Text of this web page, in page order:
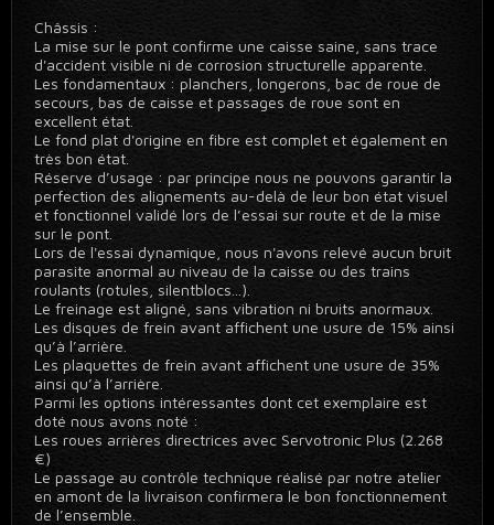
Châssis :
La mise sur le pont confirme une caisse saine, sans trace
d'accident visible ni de corrosion structurelle apparente.
Les fondamentaux : planchers, longerons, bac de roue de
secours, bas de caisse et passages de roue sont en
excellent état.
Le fond plat d'origine en fibre est complet et également en
très bon état.
Réserve d’usage : par principe nous ne pouvons garantir la
perfection des alignements au-delà de leur bon état visuel
et fonctionnel validé lors de l’essai sur route et de la mise
sur le pont.
Lors de l'essai dynamique, nous n'avons relevé aucun bruit
parasite anormal au niveau de la caisse ou des trains
roulants (rotules, silentblocs...).
Le freinage est aligné, sans vibration ni bruits anormaux.
Les disques de frein avant affichent une usure de 15% ainsi
qu’à l’arrière.
Les plaquettes de frein avant affichent une usure de 35%
ainsi qu’à l’arrière.
Parmi les options intéressantes dont cet exemplaire est
doté nous avons noté :
Les roues arrières directrices avec Servotronic Plus (2.268
€)
Le passage au contrôle technique réalisé par notre atelier
en amont de la livraison confirmera le bon fonctionnement
de l’ensemble.